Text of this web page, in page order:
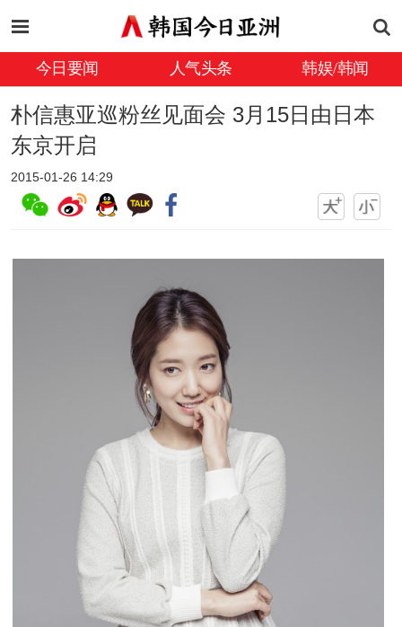
今日要闻 人气头条 韩娱/韩闻
朴信惠亚巡粉丝见面会 3月15日由日本
东京开启
2015-01-26 14:29